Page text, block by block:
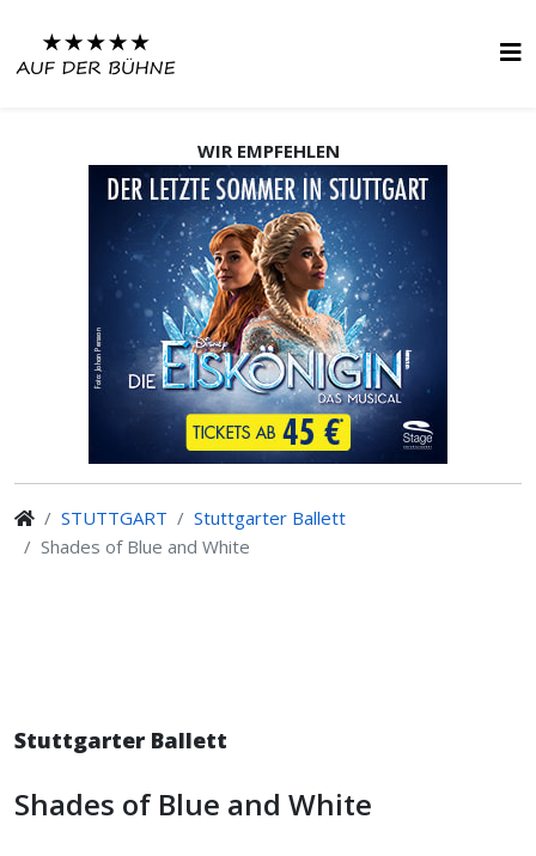
WIR EMPFEHLEN
STUTTGART
Stuttgarter Ballett
Shades of Blue and White
Stuttgarter Ballett
Shades of Blue and White